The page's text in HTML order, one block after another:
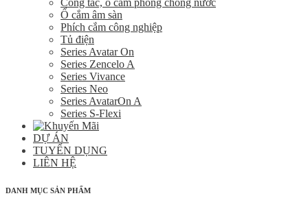
Công tắc, ổ cắm phòng chống nước
Ổ cắm âm sàn
Phích cắm công nghiệp
Tủ điện
Series Avatar On
Series Zencelo A
Series Vivance
Series Neo
Series AvatarOn A
Series S-Flexi
DỰ ÁN
TUYỂN DỤNG
LIÊN HỆ
DANH MỤC SẢN PHẨM